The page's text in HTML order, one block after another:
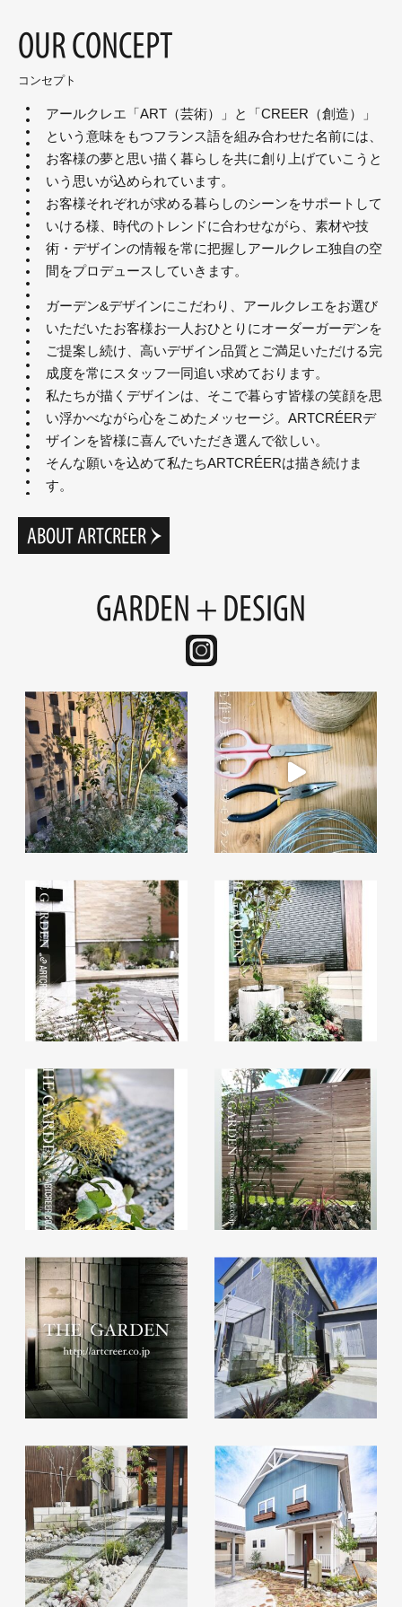
OUR CONCEPT
コンセプト
アールクレエ「ART（芸術）」と「CREER（創造）」
という意味をもつフランス語を組み合わせた名前には、
お客様の夢と思い描く暮らしを共に創り上げていこうと
いう思いが込められています。
お客様それぞれが求める暮らしのシーンをサポートして
いける様、時代のトレンドに合わせながら、素材や技
術・デザインの情報を常に把握しアールクレエ独自の空
間をプロデュースしていきます。
ガーデン&デザインにこだわり、アールクレエをお選び
いただいたお客様お一人おひとりにオーダーガーデンを
ご提案し続け、高いデザイン品質とご満足いただける完
成度を常にスタッフ一同追い求めております。
私たちが描くデザインは、そこで暮らす皆様の笑顔を思
い浮かべながら心をこめたメッセージ。ARTCRÉERデ
ザインを皆様に喜んでいただき選んで欲しい。
そんな願いを込めて私たちARTCRÉERは描き続けま
す。
ABOUT ARTCREER
GARDEN + DESIGN